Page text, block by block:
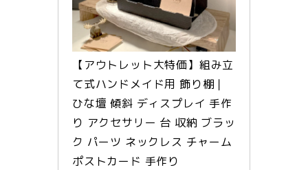
【アウトレット大特価】組み立
て式ハンドメイド用 飾り棚｜
ひな壇 傾斜 ディスプレイ 手作
り アクセサリー 台 収納 ブラッ
ク パーツ ネックレス チャーム
ポストカード 手作り